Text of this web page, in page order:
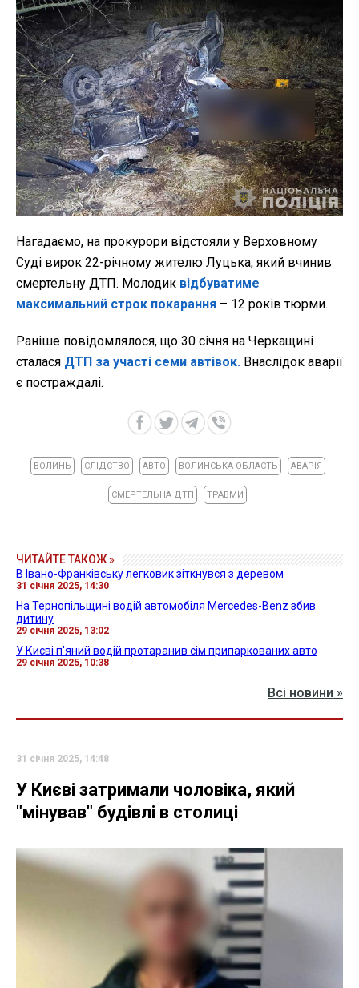
Нагадаємо, на прокурори відстояли у Верховному
Суді вирок 22-річному жителю Луцька, який вчинив
смертельну ДТП. Молодик відбуватиме
максимальний строк покарання – 12 років тюрми.
Раніше повідомлялося, що 30 січня на Черкащині
сталася ДТП за участі семи автівок. Внаслідок аварії
є постраждалі.
ВОЛИНЬ СЛІДСТВО АВТО ВОЛИНСЬКА ОБЛАСТЬ АВАРІЯ
СМЕРТЕЛЬНА ДТП ТРАВМИ
ЧИТАЙТЕ ТАКОЖ »
В Івано-Франківську легковик зіткнувся з деревом
31 січня 2025, 14:30
На Тернопільщині водій автомобіля Mercedes-Benz збив
дитину
29 січня 2025, 13:02
У Києві п'яний водій протаранив сім припаркованих авто
29 січня 2025, 10:38
Всі новини »
31 січня 2025, 14:48
У Києві затримали чоловіка, який
"мінував" будівлі в столиці